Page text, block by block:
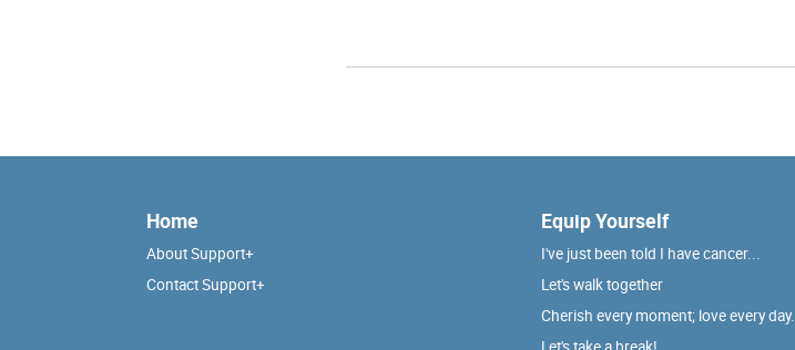
Home
About Support+
Contact Support+
Equip Yourself
I've just been told I have cancer...
Let's walk together
Cherish every moment; love every day.